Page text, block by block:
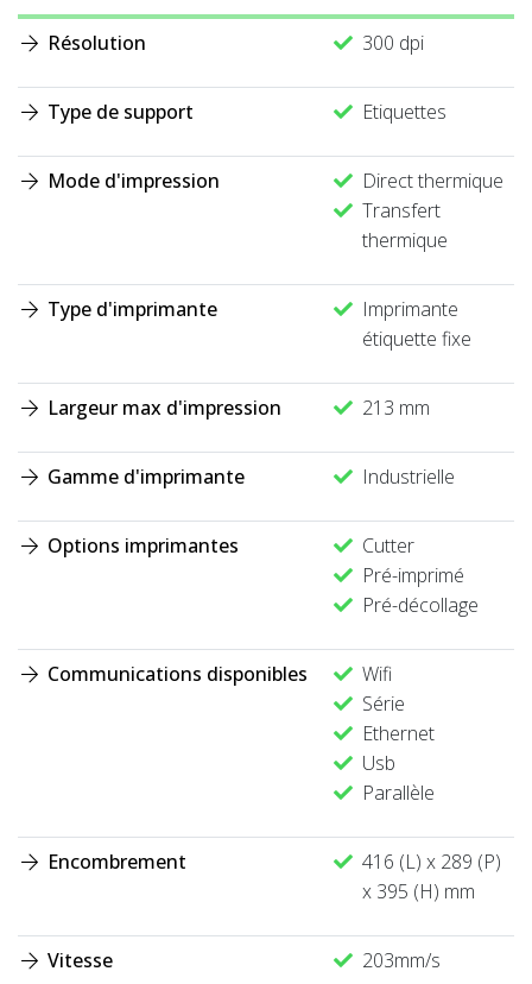
Résolution 300 dpi
Type de support Etiquettes
Mode d'impression
Direct thermique
Transfert
thermique
Type d'imprimante
Imprimante
étiquette fixe
Largeur max d'impression 213 mm
Gamme d'imprimante Industrielle
Options imprimantes
Cutter
Pré-imprimé
Pré-décollage
Communications disponibles
Wifi
Série
Ethernet
Usb
Parallèle
Encombrement
416 (L) x 289 (P)
x 395 (H) mm
Vitesse 203mm/s